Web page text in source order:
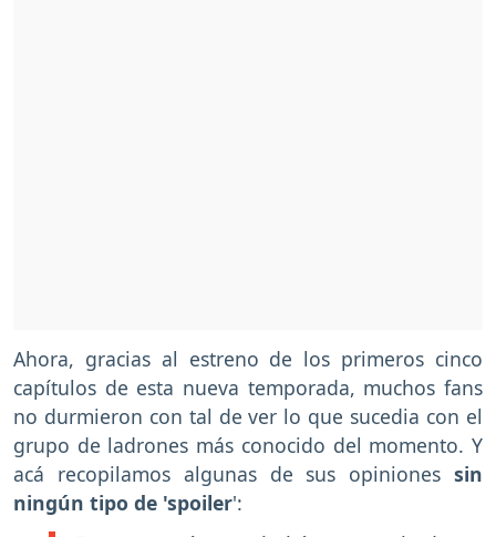
Ahora, gracias al estreno de los primeros cinco
capítulos de esta nueva temporada, muchos fans
no durmieron con tal de ver lo que sucedia con el
grupo de ladrones más conocido del momento. Y
acá recopilamos algunas de sus opiniones sin
ningún tipo de 'spoiler':